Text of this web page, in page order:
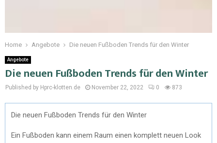
Home Angebote Die neuen Fußboden Trends für den Winter
Angebote
Die neuen Fußboden Trends für den Winter
Published by Hprc-klotten.de November 22, 2022 0 873
Die neuen Fußboden Trends für den Winter
Ein Fußboden kann einem Raum einen komplett neuen Look